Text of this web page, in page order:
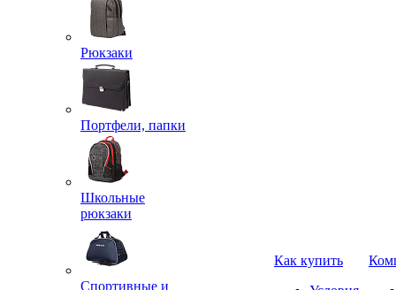
Рюкзаки
Портфели, папки
Школьные
рюкзаки
Спортивные и
Как купить